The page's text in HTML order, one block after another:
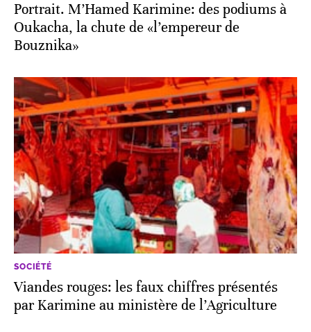
Portrait. M’Hamed Karimine: des podiums à
Oukacha, la chute de «l’empereur de
Bouznika»
SOCIÉTÉ
Viandes rouges: les faux chiffres présentés
par Karimine au ministère de l’Agriculture